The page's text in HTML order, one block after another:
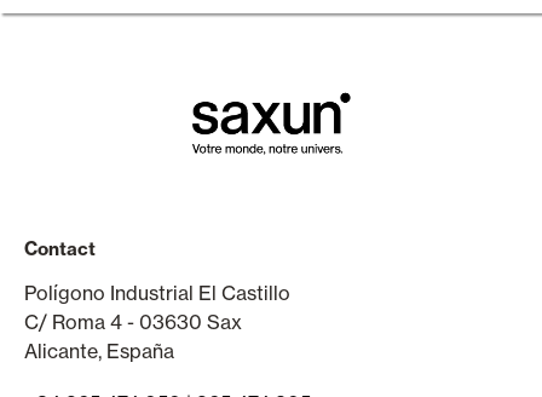
Contact
Polígono Industrial El Castillo
C/ Roma 4 - 03630 Sax
Alicante, España